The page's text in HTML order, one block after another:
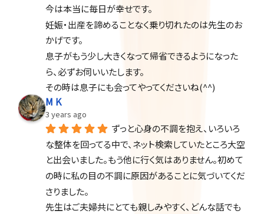
今は本当に毎日が幸せです。
妊娠・出産を諦めることなく乗り切れたのは先生のお
かげです。
息子がもう少し大きくなって帰省できるようになった
ら、必ずお伺いいたします。
その時は息子にも会ってやってくださいね(^^)
M K
3 years ago
ずっと心身の不調を抱え、いろいろ
な整体を回ってる中で、ネット検索していたところ大空
と出会いました。もう他に行く気はありません。初めて
の時に私の目の不調に原因があることに気づいてくだ
さりました。
先生はご夫婦共にとても親しみやすく、どんな話でも